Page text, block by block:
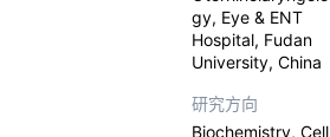
gy, Eye & ENT
Hospital, Fudan
University, China
研究方向
Biochemistry, Cell